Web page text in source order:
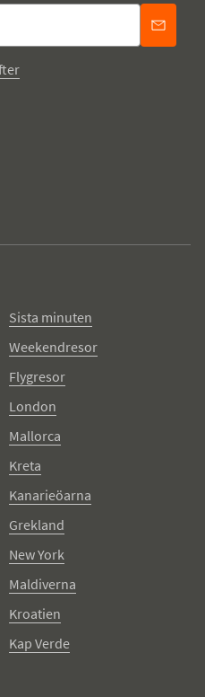
Sista minuten
Weekendresor
Flygresor
London
Mallorca
Kreta
Kanarieöarna
Grekland
New York
Maldiverna
Kroatien
Kap Verde